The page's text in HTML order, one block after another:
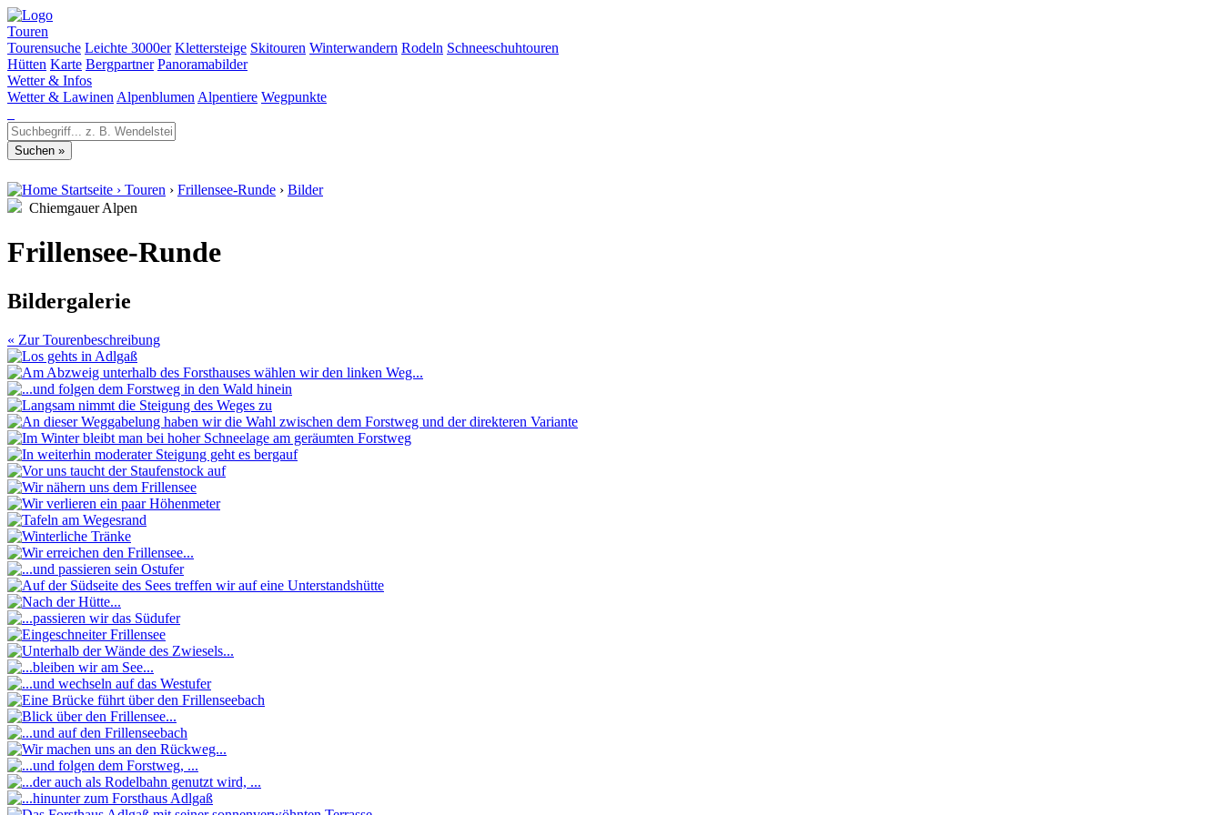
Touren
Tourensuche Leichte 3000er Klettersteige Skitouren Winterwandern Rodeln Schneeschuhtouren
Hütten Karte Bergpartner Panoramabilder
Wetter & Infos
Wetter & Lawinen Alpenblumen Alpentiere Wegpunkte
Startseite › Touren › Frillensee-Runde › Bilder
Chiemgauer Alpen
Frillensee-Runde
Bildergalerie
« Zur Tourenbeschreibung